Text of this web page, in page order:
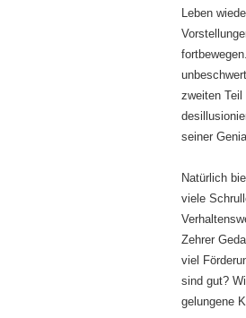
Leben
zweiten
seiner
Natürlich
viele
Zehrer
viel
sind gut?
gelungene